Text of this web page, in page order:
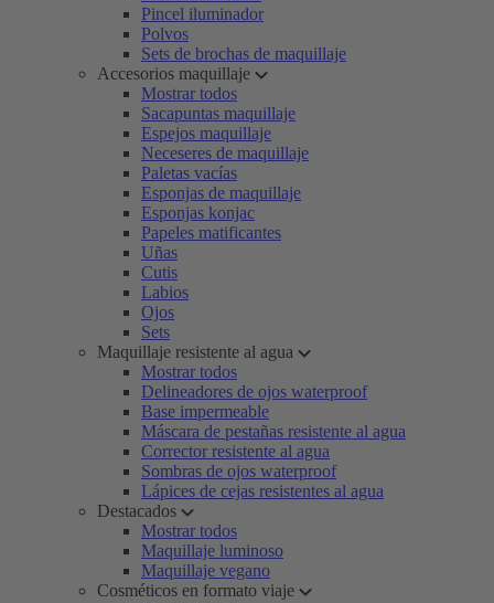
Pincel iluminador
Polvos
Sets de brochas de maquillaje
Accesorios maquillaje
Mostrar todos
Sacapuntas maquillaje
Espejos maquillaje
Neceseres de maquillaje
Paletas vacías
Esponjas de maquillaje
Esponjas konjac
Papeles matificantes
Uñas
Cutis
Labios
Ojos
Sets
Maquillaje resistente al agua
Mostrar todos
Delineadores de ojos waterproof
Base impermeable
Máscara de pestañas resistente al agua
Corrector resistente al agua
Sombras de ojos waterproof
Lápices de cejas resistentes al agua
Destacados
Mostrar todos
Maquillaje luminoso
Maquillaje vegano
Cosméticos en formato viaje